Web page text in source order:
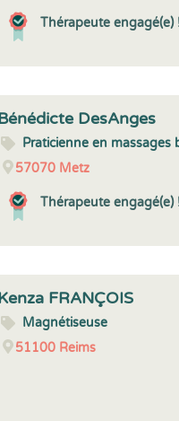
Thérapeute engagé(e)
DesAnges
Praticienne en massages
57070 Metz
Thérapeute engagé(e)
FRANÇOIS
Magnétiseuse
51100 Reims